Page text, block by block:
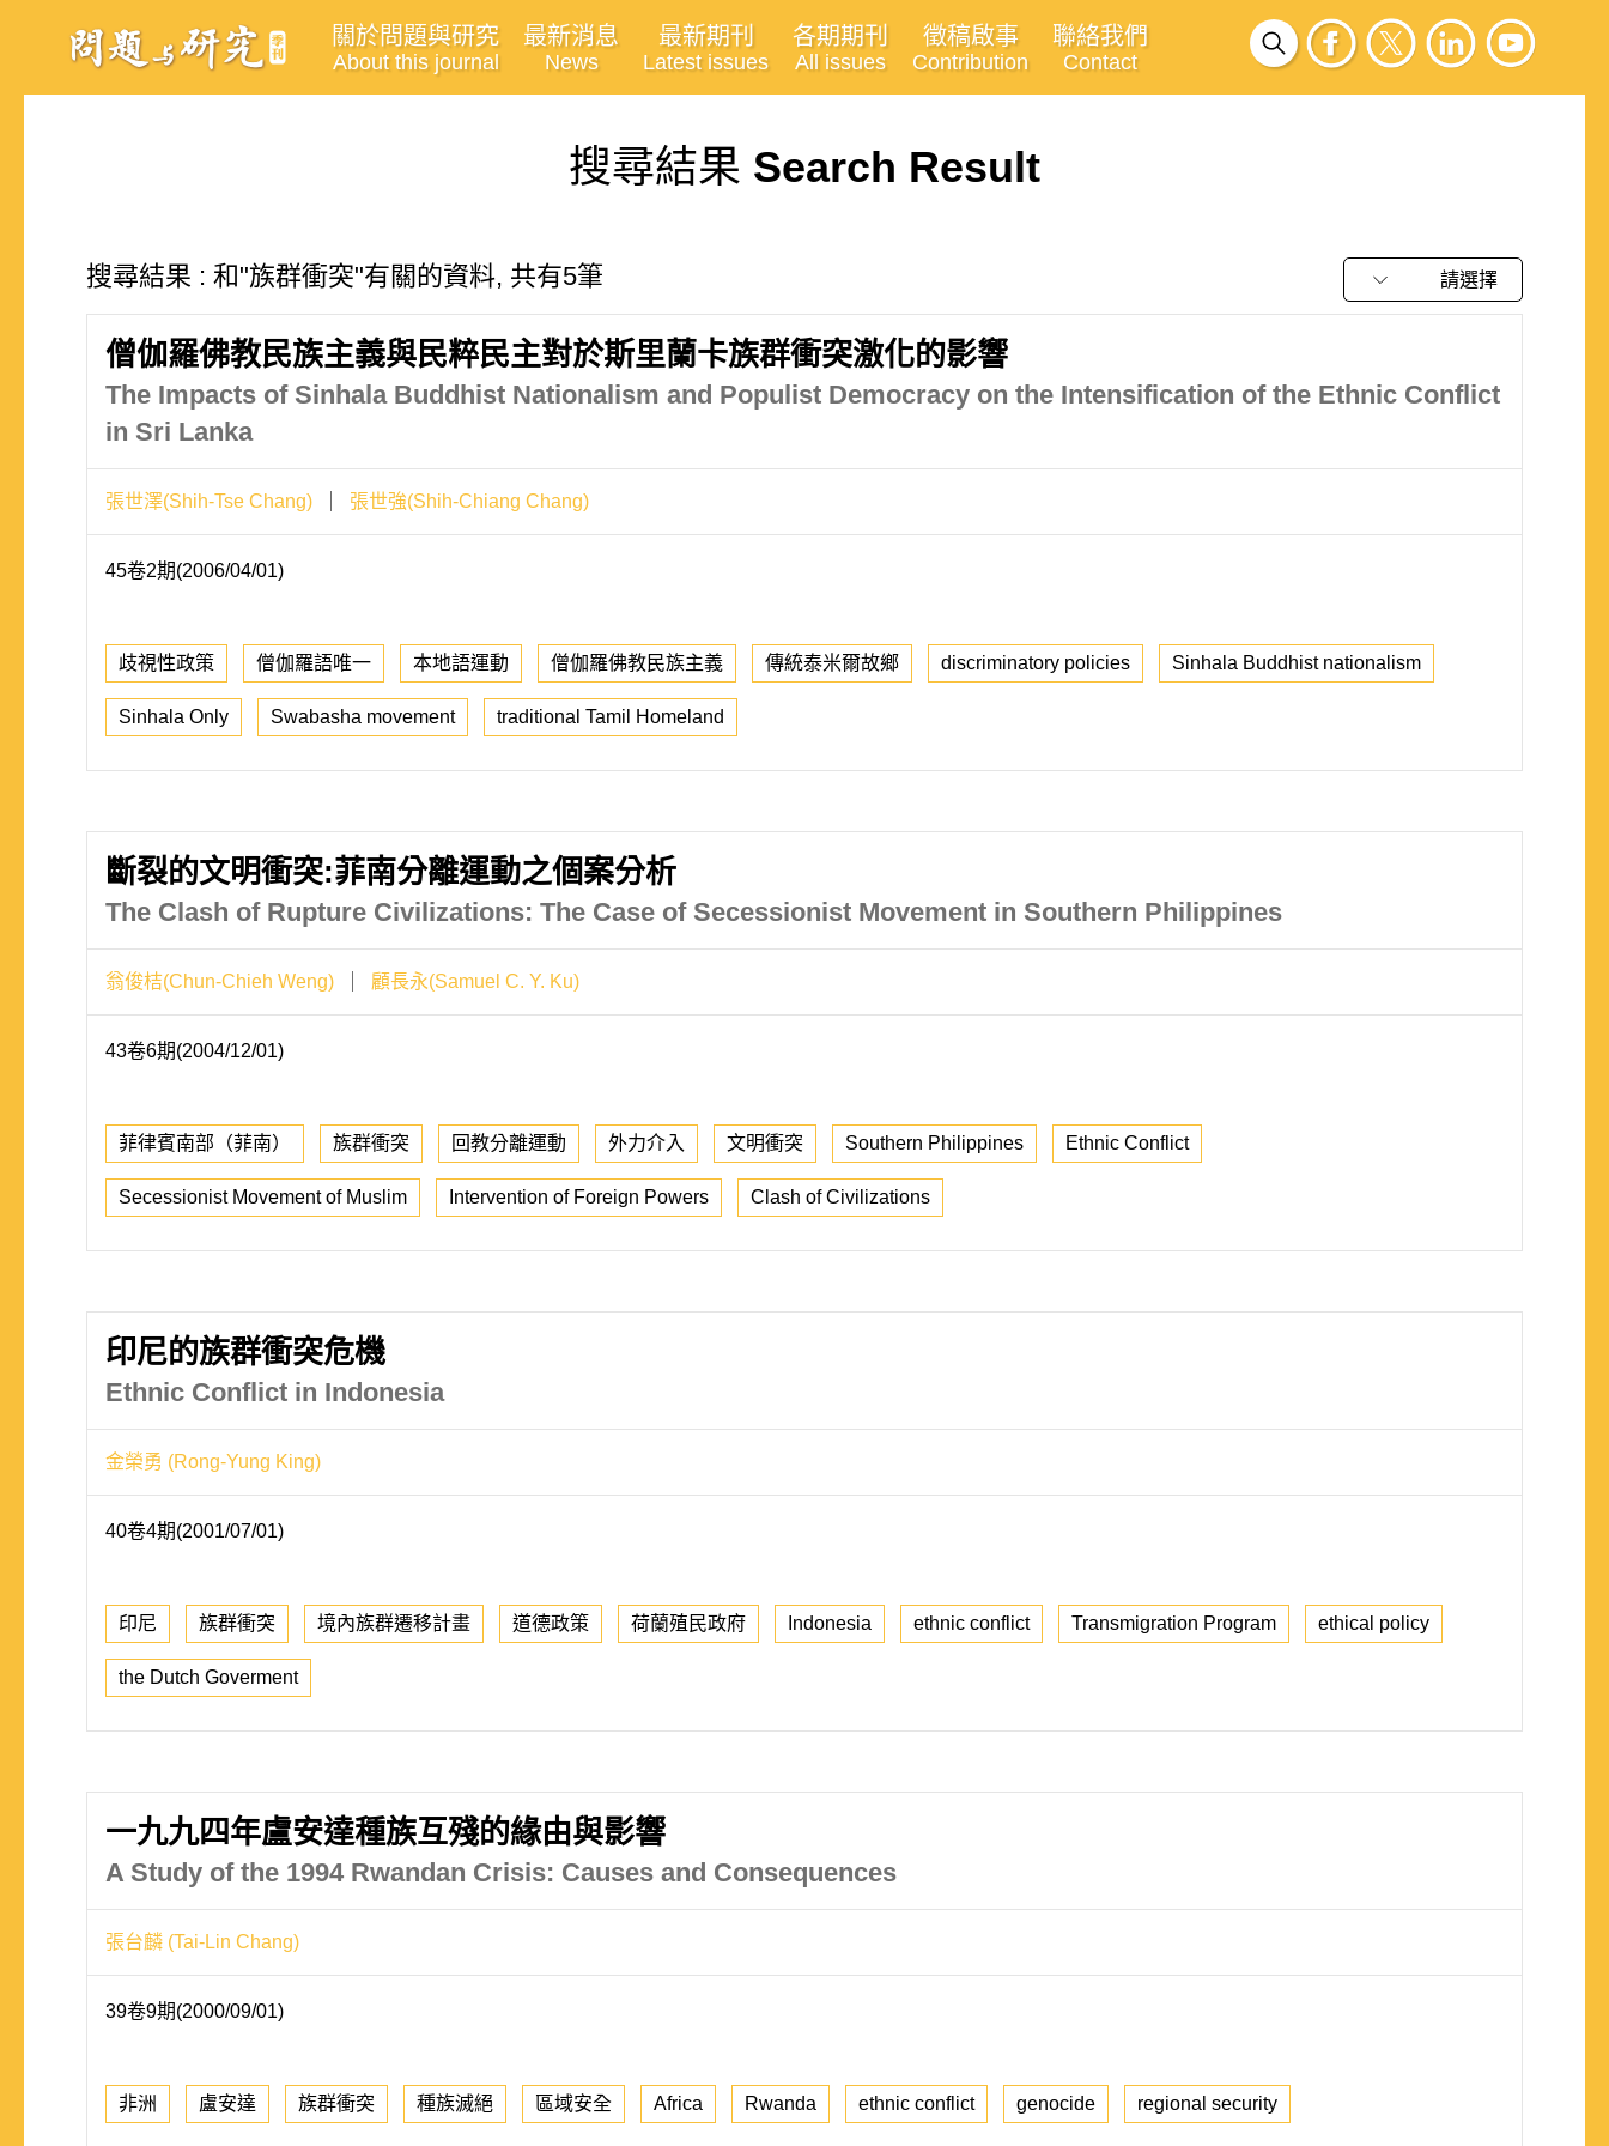
關於問題與研究
About this journal
最新消息
News
最新期刊
Latest issues
各期期刊
All issues
徵稿啟事
Contribution
聯絡我們
Contact
搜尋結果 Search Result
搜尋結果 : 和"族群衝突"有關的資料, 共有5筆 請選擇
僧伽羅佛教民族主義與民粹民主對於斯里蘭卡族群衝突激化的影響
The Impacts of Sinhala Buddhist Nationalism and Populist Democracy on the Intensification of the Ethnic Conflict
in Sri Lanka
張世澤(Shih-Tse Chang) 張世強(Shih-Chiang Chang)
45卷2期(2006/04/01)
歧視性政策 僧伽羅語唯一 本地語運動 僧伽羅佛教民族主義 傳統泰米爾故鄉 discriminatory policies Sinhala Buddhist nationalism
Sinhala Only Swabasha movement traditional Tamil Homeland
斷裂的文明衝突:菲南分離運動之個案分析
The Clash of Rupture Civilizations: The Case of Secessionist Movement in Southern Philippines
翁俊桔(Chun-Chieh Weng) 顧長永(Samuel C. Y. Ku)
43卷6期(2004/12/01)
菲律賓南部（菲南） 族群衝突 回教分離運動 外力介入 文明衝突 Southern Philippines Ethnic Conflict
Secessionist Movement of Muslim Intervention of Foreign Powers Clash of Civilizations
印尼的族群衝突危機
Ethnic Conflict in Indonesia
金榮勇 (Rong-Yung King)
40卷4期(2001/07/01)
印尼 族群衝突 境內族群遷移計畫 道德政策 荷蘭殖民政府 Indonesia ethnic conflict Transmigration Program ethical policy
the Dutch Goverment
一九九四年盧安達種族互殘的緣由與影響
A Study of the 1994 Rwandan Crisis: Causes and Consequences
張台麟 (Tai-Lin Chang)
39卷9期(2000/09/01)
非洲 盧安達 族群衝突 種族滅絕 區域安全 Africa Rwanda ethnic conflict genocide regional security